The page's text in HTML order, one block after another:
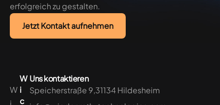
erfolgreich zu gestalten.
Jetzt Kontakt aufnehmen
W
W
i
c
Uns kontaktieren
Speicherstraße 9,31134 Hildesheim